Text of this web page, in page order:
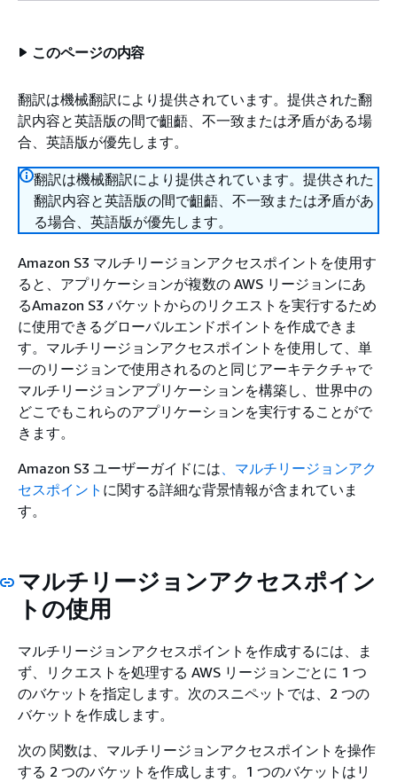
このページの内容
翻訳は機械翻訳により提供されています。提供された翻
訳内容と英語版の間で齟齬、不一致または矛盾がある場
合、英語版が優先します。
翻訳は機械翻訳により提供されています。提供された
翻訳内容と英語版の間で齟齬、不一致または矛盾があ
る場合、英語版が優先します。
Amazon S3 マルチリージョンアクセスポイントを使用す
ると、アプリケーションが複数の AWS リージョンにあ
るAmazon S3 バケットからのリクエストを実行するため
に使用できるグローバルエンドポイントを作成できま
す。マルチリージョンアクセスポイントを使用して、単
一のリージョンで使用されるのと同じアーキテクチャで
マルチリージョンアプリケーションを構築し、世界中の
どこでもこれらのアプリケーションを実行することがで
きます。
Amazon S3 ユーザーガイドには、マルチリージョンアク
セスポイント に関する詳細な背景情報が含まれていま
す。
マルチリージョンアクセスポイン
トの使用
マルチリージョンアクセスポイントを作成するには、ま
ず、リクエストを処理する AWS リージョンごとに 1 つ
のバケットを指定します。次のスニペットでは、2 つの
バケットを作成します。
次の 関数は、マルチリージョンアクセスポイントを操作
する 2 つのバケットを作成します。1 つのバケットはリ